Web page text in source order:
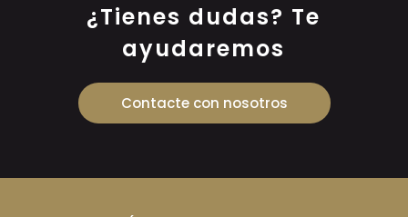
¿Tienes dudas? Te
ayudaremos
Contacte con nosotros